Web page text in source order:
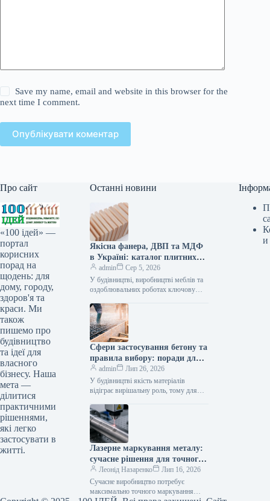
Save my name, email and website in this browser for the
next time I comment.
Опублікувати коментар
Про сайт
«100 ідей» —
портал
корисних
порад на
щодень: для
дому, городу,
здоров'я та
краси. Ми
також
пишемо про
будівництво
та ідеї для
власного
бізнесу. Наша
мета —
ділитися
практичними
рішеннями,
які легко
застосувати в
житті.
Останні новини
Якісна фанера, ДВП та МДФ
в Україні: каталог плитних
матеріалів від «ВІН-ВУД»
admin
Сер 5, 2026
У будівництві, виробництві меблів та
оздоблювальних роботах ключову
сировини. Компанія «ВІН-ВУД» уже
тривалий час займається…
Сфери застосування бетону та
правила вибору: поради для
приватного й промислового
будівництва
admin
Лип 26, 2026
У будівництві якість матеріалів
відіграє вирішальну роль, тому для
обирати перевірених виробників, таких
як компанія Промбудцентр,…
Лазерне маркування металу:
сучасне рішення для точного
та довговічного нанесення
інформації
Леонід Назаренко
Лип 16, 2026
Сучасне виробництво потребує
максимально точного маркування
и